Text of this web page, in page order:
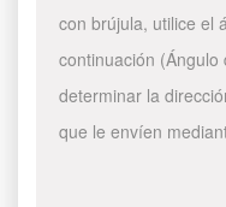
con brújula, utilice el
continuación
determinar la
que le envíen